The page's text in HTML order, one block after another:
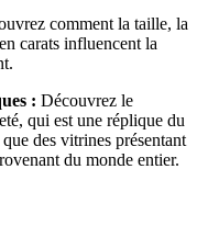
comment la taille, la
carats influencent la
: Découvrez le
qui est une réplique du
des vitrines présentant
du monde entier.